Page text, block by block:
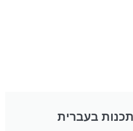
בעברית